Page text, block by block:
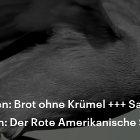
Brot ohne Krümel +++
Der Rote